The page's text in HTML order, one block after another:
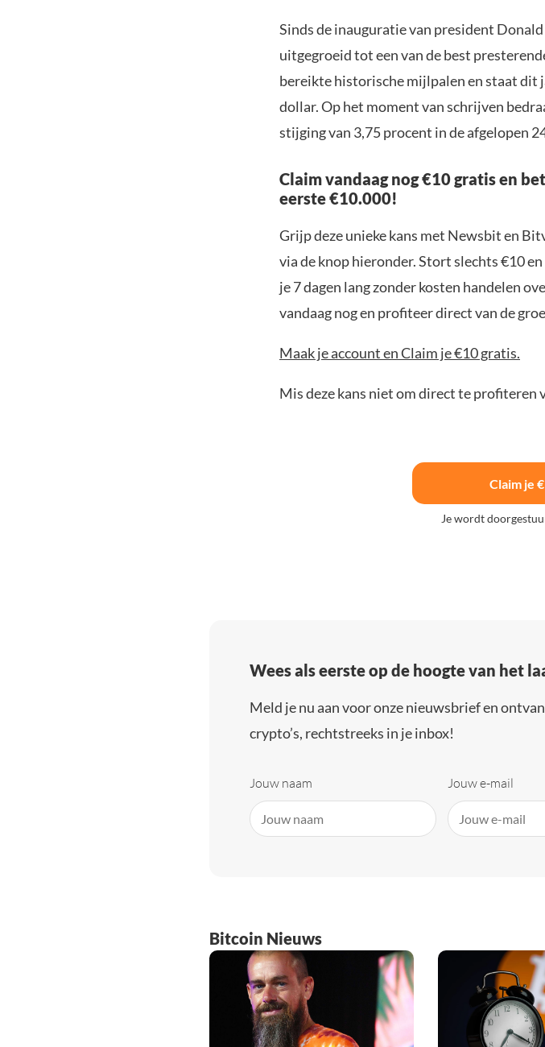
Sinds de inauguratie van president
uitgegroeid tot een van de best
bereikte historische mijlpalen en staat dit
dollar. Op het moment van schrijven
stijging van 3,75 procent in de afgelopen
Claim vandaag nog €10 gratis en
eerste €10.000!
Grijp deze unieke kans met Newsbit en
via de knop hieronder. Stort slechts €10
je 7 dagen lang zonder kosten handelen
vandaag nog en profiteer direct van de
Maak je account en Claim je €10 gratis.
Mis deze kans niet om direct te
Claim je
Je wordt
Wees als eerste op de hoogte van het
Meld je nu aan voor onze nieuwsbrief en
crypto’s, rechtstreeks in je inbox!
Jouw naam Jouw e-mail
Bitcoin Nieuws